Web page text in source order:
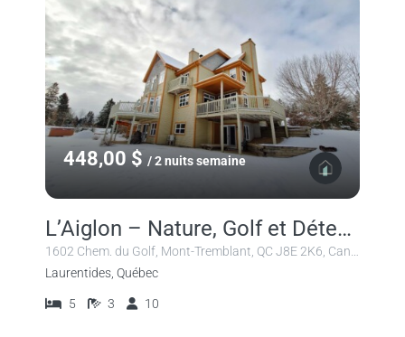
448,00 $ / 2 nuits semaine
L’Aiglon – Nature, Golf et Détente à Mont-Tremblant
Laurentides, Québec
5 3 10